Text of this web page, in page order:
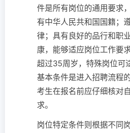
件是所有岗位的通用要求
有中华人民共和国国籍；
律；具有良好的品行和职
康，能够适应岗位工作要
超过35周岁，特殊岗位可
基本条件是进入招聘流程
考生在报名前应仔细核对
求。
岗位特定条件则根据不同